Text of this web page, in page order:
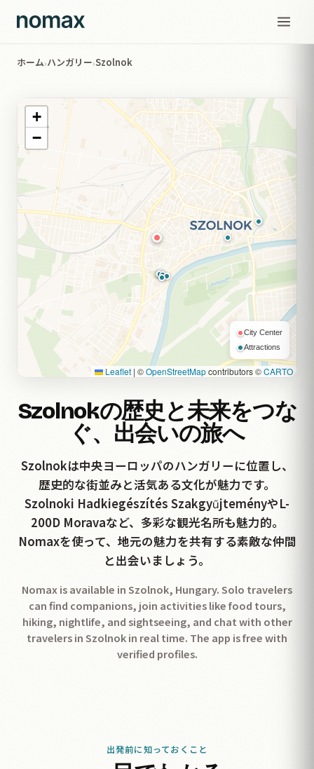
ホーム›ハンガリー›Szolnok
Szolnokの歴史と未来をつな
ぐ、出会いの旅へ
Szolnokは中央ヨーロッパのハンガリーに位置し、
歴史的な街並みと活気ある文化が魅力です。
Szolnoki Hadkiegészítés SzakgyűjteményやL-
200D Moravaなど、多彩な観光名所も魅力的。
Nomaxを使って、地元の魅力を共有する素敵な仲間
と出会いましょう。
Nomax is available in Szolnok, Hungary. Solo travelers
can find companions, join activities like food tours,
hiking, nightlife, and sightseeing, and chat with other
travelers in Szolnok in real time. The app is free with
verified profiles.
+
−
City Center
Attractions
Leaflet | ©OpenStreetMapcontributors ©CARTO
出発前に知っておくこと